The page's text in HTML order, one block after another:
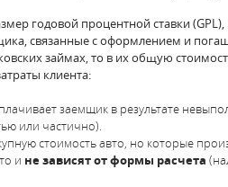
годовой процентной ставки
связанные с оформлением и
займах, то в их общую
клиента:
заемщик в результате
или частично).
стоимость авто, но которые
и не зависят от формы расчета